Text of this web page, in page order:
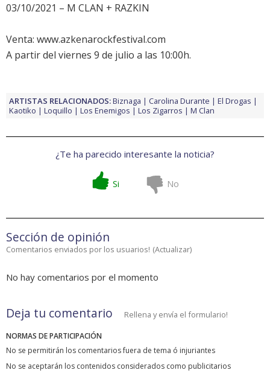
03/10/2021 – M CLAN + RAZKIN
Venta: www.azkenarockfestival.com
A partir del viernes 9 de julio a las 10:00h.
ARTISTAS RELACIONADOS:Biznaga Carolina Durante
El Drogas
Kaotiko
Loquillo Los Enemigos Los Zigarros M Clan
¿Te ha parecido interesante la noticia?
Si No
Sección de opinión
Comentarios enviados por los usuarios! (Actualizar)
No hay comentarios por el momento
Deja tu comentario Rellena y envía el formulario!
NORMAS DE PARTICIPACIÓN
No se permitirán los comentarios fuera de tema ó injuriantes
No se aceptarán los contenidos considerados como publicitarios